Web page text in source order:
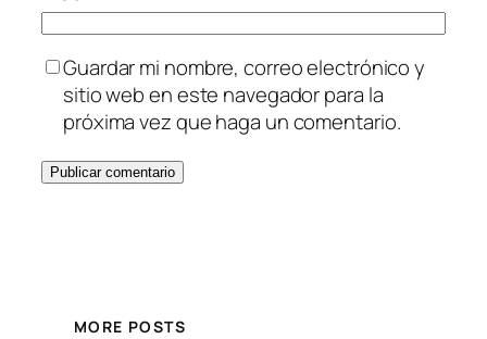
Guardar mi nombre, correo electrónico y
sitio web en este navegador para la
próxima vez que haga un comentario.
MORE POSTS